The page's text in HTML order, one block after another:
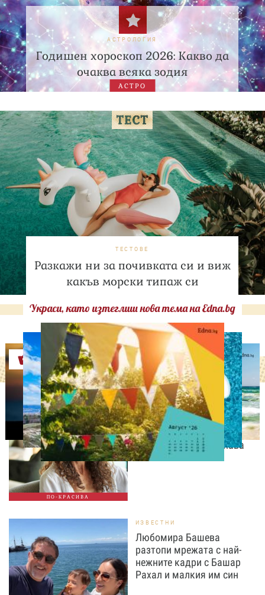
АСТРОЛОГИЯ
Годишен хороскоп 2026: Какво да
очаква всяка зодия
АСТРО
ТЕСТОВЕ
Разкажи ни за почивката си и виж
какъв морски типаж си
Украси, като изтеглиш нова тема на Edna.bg
Оферти
ПО-КРАСИВА
СВОБОДНО ВРЕМЕ
9 неща, които състаряват
жената след 35 години –
без дори да ги осъзнава
ИЗВЕСТНИ
Любомира Башева
разтопи мрежата с най-
нежните кадри с Башар
Рахал и малкия им син